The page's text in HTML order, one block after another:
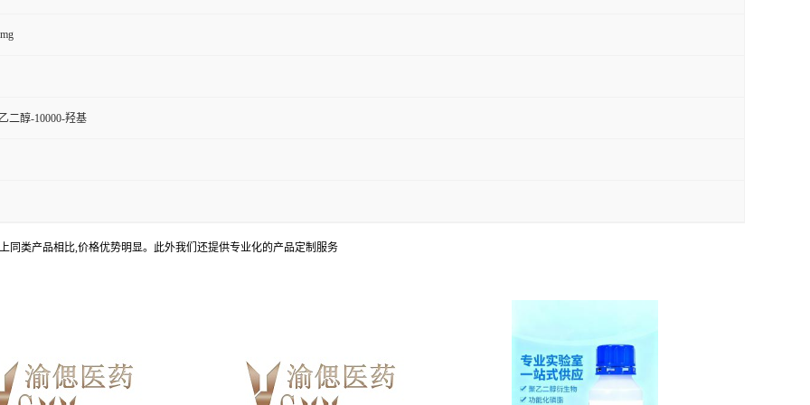
二醇-10000-羟基
类产品相比,价格优势明显。此外我们还提供专业化的产品定制服务